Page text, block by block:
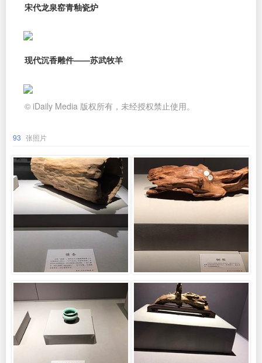
宋代龙泉窑青釉瓷炉
现代沉香雕件——苏武牧羊
© iDaily Media 版权所有，未经授权禁止使用。
93 张照片